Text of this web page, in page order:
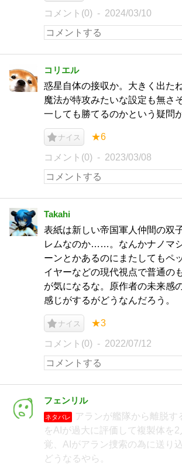
コメント(0) 2024/03/10
コリエル
惑星自体の接収か。大きく出た
魔法が特攻みたいな設定も無さ
一しても勝てるのかという疑問が
ナイス ★6
コメント(0) 2023/03/08
Takahi
表紙は新しい帝国軍人仲間の双
レムなのか……。なんかナノマ
ーンとかあるのにまたしてもペ
イヤーなどの現代視点で普通の
が気になるな。原作者の未来感
感じがするがどうなんだろう。
ナイス ★3
コメント(0) 2022/07/12
フェンリル
ネタバレ
アランが艦隊から離脱す
をAIが過大に評価して複製体を
覚、AIがアラン捜索の為に送り
どうなるやら。